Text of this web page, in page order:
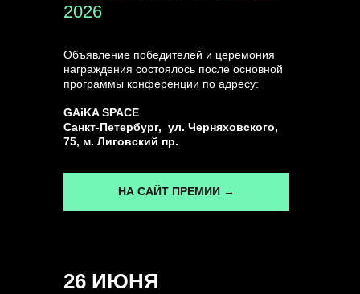
Объявление победителей и церемония
награждения состоялось после основной
программы конференции по адресу:
GAiKA SPACE
Санкт-Петербург, ул. Черняховского,
75, м. Лиговский пр.
2026
26 ИЮНЯ
НА САЙТ ПРЕМИИ →
ГЕНЕРАЛЬНЫЙ ИНФОПАРТНЕР
CONVERSATIONS